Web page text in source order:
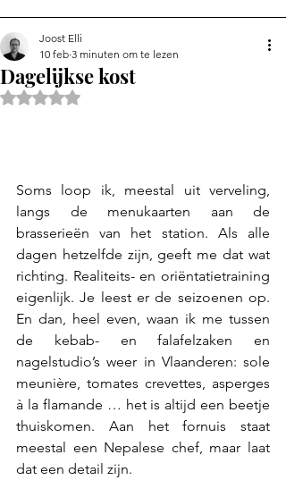
Dagelijkse kost
Joost Elli
10 feb 3 minuten om te lezen
Beoordeeld met NaN uit 5 sterren.
Soms loop ik, meestal uit verveling,
langs de menukaarten aan de
brasserieën van het station. Als alle
dagen hetzelfde zijn, geeft me dat wat
richting. Realiteits- en oriëntatietraining
eigenlijk. Je leest er de seizoenen op.
En dan, heel even, waan ik me tussen
de kebab- en falafelzaken en
nagelstudio’s weer in Vlaanderen: sole
meunière, tomates crevettes, asperges
à la flamande … het is altijd een beetje
thuiskomen. Aan het fornuis staat
meestal een Nepalese chef, maar laat
dat een detail zijn.